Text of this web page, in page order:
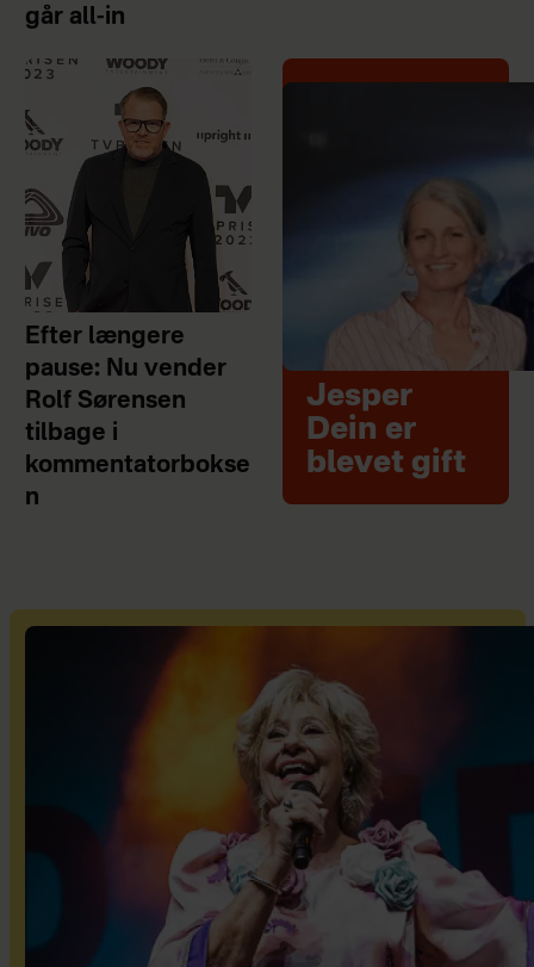
går all-in
Efter længere
pause: Nu vender
Rolf Sørensen
tilbage i
kommentatorbokse
n
Jesper
Dein er
blevet gift